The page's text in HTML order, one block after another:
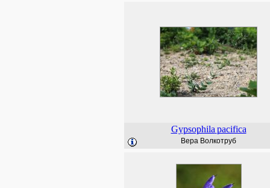
Gypsophila pacifica
Вера Волкотруб